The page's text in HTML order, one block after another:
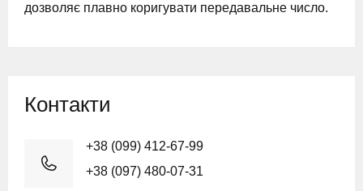
дозволяє плавно коригувати передавальне число.
Контакти
+38 (099) 412-67-99
+38 (097) 480-07-31